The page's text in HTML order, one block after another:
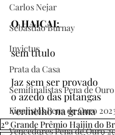
Carlos Nejar
Sebastião Burnay
Invictus
Prata da Casa
Semifinalistas Pena de
Finalistas Pena de Ouro
Vencedores Pena de Ouro
O HAICAI:
sem título
Jaz sem ser provado
o azedo das pitangas
vermelho na grama
2º Grande Prêmio Haijin do